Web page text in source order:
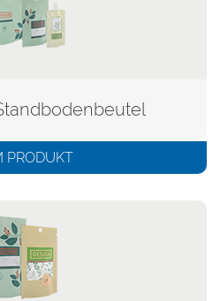
PRODUKT